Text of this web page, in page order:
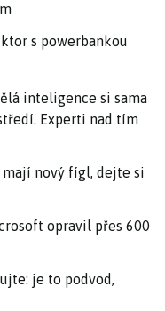
s powerbankou
inteligence si sama
Experti nad tím
nový fígl, dejte si
opravil přes 600
je to podvod,